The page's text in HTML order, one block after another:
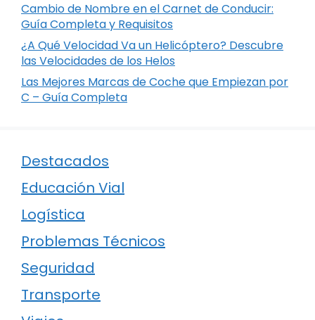
Cambio de Nombre en el Carnet de Conducir:
Guía Completa y Requisitos
¿A Qué Velocidad Va un Helicóptero? Descubre
las Velocidades de los Helos
Las Mejores Marcas de Coche que Empiezan por
C – Guía Completa
Destacados
Educación Vial
Logística
Problemas Técnicos
Seguridad
Transporte